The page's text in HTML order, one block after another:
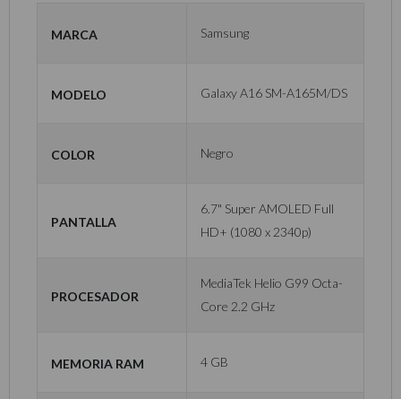
Marca Samsung
Modelo Galaxy A16 SM-A165M/DS
Color Negro
Pantalla
6.7" Super AMOLED Full
HD+ (1080 x 2340p)
Procesador
MediaTek Helio G99 Octa-
Core 2.2 GHz
Memoria RAM 4 GB